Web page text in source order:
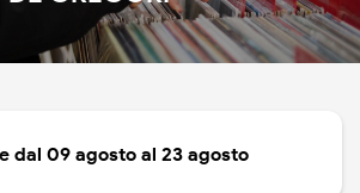
dal 09 agosto al 23 agosto